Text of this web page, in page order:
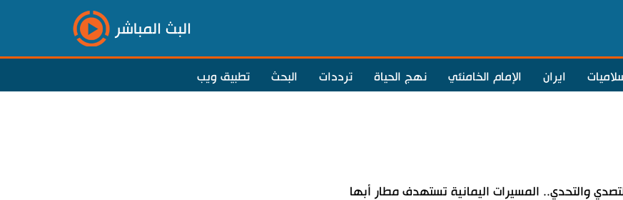
البث المباشر
ايران الإمام الخامنئي نهج الحياة ترددات البحث تطبيق ويب
والتحدي.. المسيرات اليمانية تستهدف مطار أبها